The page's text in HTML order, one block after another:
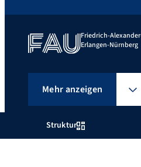
Struktur
Friedrich-
Erlangen-Nürnberg
Mehr anzeigen